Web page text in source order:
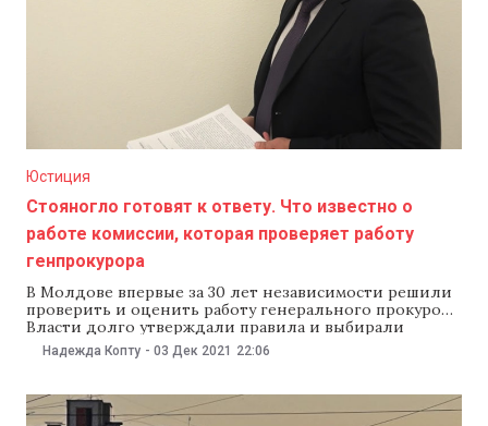
Юстиция
Стояногло готовят к ответу. Что известно о
работе комиссии, которая проверяет работу
генпрокурора
В Молдове впервые за 30 лет независимости решили
проверить и оценить работу генерального прокурора.
Власти долго утверждали правила и выбирали
членов комиссии, которая занялась этой проверкой.
Уже во время работы выяснилось, что комиссию
рассказывает, что еще известно о работе комиссии,
когда планируют «допросить» Александра
Надежда Копту - 03 Дек 2021 22:06